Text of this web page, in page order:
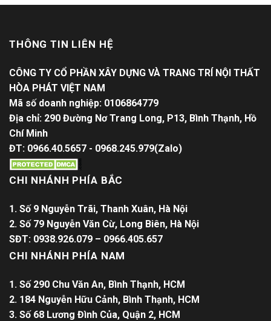
THÔNG TIN LIÊN HỆ
CÔNG TY CỔ PHẦN XÂY DỰNG VÀ TRANG TRÍ NỘI THẤT
HÒA PHÁT VIỆT NAM
Mã số doanh nghiệp: 0106864779
Địa chỉ: 290 Đường Nơ Trang Long, P13, Bình Thạnh, Hồ
Chí Minh
ĐT: 0966.40.5657 - 0968.245.979(Zalo)
CHI NHÁNH PHÍA BẮC
1. Số 9 Nguyễn Trãi, Thanh Xuân, Hà Nội
2. Số 79 Nguyễn Văn Cừ, Long Biên, Hà Nội
SĐT: 0938.926.079 – 0966.405.657
CHI NHÁNH PHÍA NAM
1. Số 290 Chu Văn An, Bình Thạnh, HCM
2. 184 Nguyễn Hữu Cảnh, Bình Thạnh, HCM
3. Số 68 Lương Đình Của, Quận 2, HCM